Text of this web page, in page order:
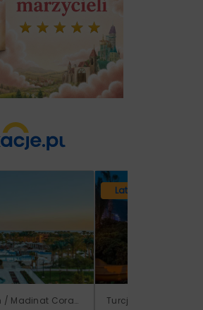
Egipt / Marsa El Alam / Madinat Coraya
Lato 2026
Turcja / Riwiera